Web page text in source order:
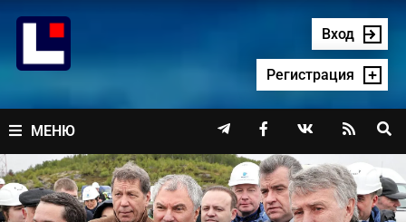
содержимому
Вход
Регистрация
МЕНЮ    